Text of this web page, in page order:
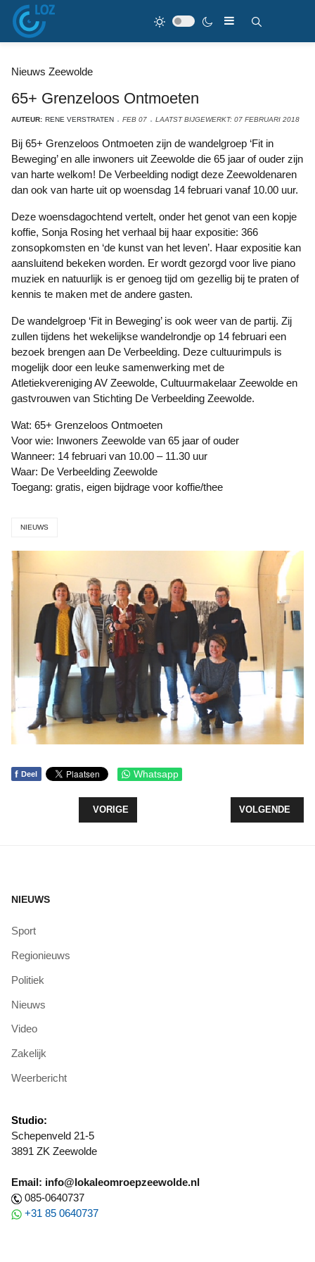
Nieuws Zeewolde
65+ Grenzeloos Ontmoeten
AUTEUR: RENE VERSTRATEN FEB 07 LAATST BIJGEWERKT: 07 FEBRUARI 2018
Bij 65+ Grenzeloos Ontmoeten zijn de wandelgroep ‘Fit in
Beweging’ en alle inwoners uit Zeewolde die 65 jaar of ouder zijn
van harte welkom! De Verbeelding nodigt deze Zeewoldenaren
dan ook van harte uit op woensdag 14 februari vanaf 10.00 uur.
Deze woensdagochtend vertelt, onder het genot van een kopje
koffie, Sonja Rosing het verhaal bij haar expositie: 366
zonsopkomsten en ‘de kunst van het leven’. Haar expositie kan
aansluitend bekeken worden. Er wordt gezorgd voor live piano
muziek en natuurlijk is er genoeg tijd om gezellig bij te praten of
kennis te maken met de andere gasten.
De wandelgroep ‘Fit in Beweging’ is ook weer van de partij. Zij
zullen tijdens het wekelijkse wandelrondje op 14 februari een
bezoek brengen aan De Verbeelding. Deze cultuurimpuls is
mogelijk door een leuke samenwerking met de
Atletiekvereniging AV Zeewolde, Cultuurmakelaar Zeewolde en
gastvrouwen van Stichting De Verbeelding Zeewolde.
Wat: 65+ Grenzeloos Ontmoeten
Voor wie: Inwoners Zeewolde van 65 jaar of ouder
Wanneer: 14 februari van 10.00 – 11.30 uur
Waar: De Verbeelding Zeewolde
Toegang: gratis, eigen bijdrage voor koffie/thee
NIEUWS
f Deel Whatsapp
VORIG ARTIKEL: RUIM VIERDUIZEND EURO VOOR
VORIGE VOLGENDE
VOLGENDE
NIEUWS
Sport
Regionieuws
Politiek
Nieuws
Video
Zakelijk
Weerbericht
Studio:
Schepenveld 21-5
3891 ZK Zeewolde
Email: info@lokaleomroepzeewolde.nl
085-0640737
+31 85 0640737